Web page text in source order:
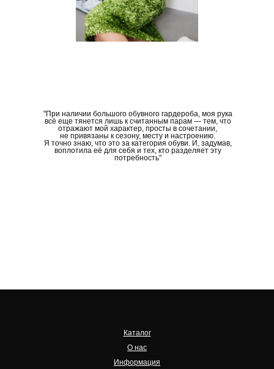
"При наличии большого обувного гардероба, моя рука
всё еще тянется лишь к считанным парам — тем, что
отражают мой характер, просты в сочетании,
не привязаны к сезону, месту и настроению.
Я точно знаю, что это за категория обуви. И, задумав,
воплотила её для себя и тех, кто разделяет эту
потребность"
Каталог
О нас
Информация